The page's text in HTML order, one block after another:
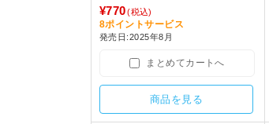
¥770 (税込)
8ポイントサービス
発売日:2025年8月
まとめてカートへ
商品を見る